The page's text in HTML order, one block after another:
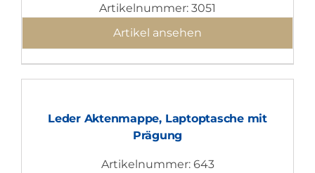
Artikelnummer: 3051
Artikel ansehen
Leder Aktenmappe, Laptoptasche mit
Prägung
Artikelnummer: 643